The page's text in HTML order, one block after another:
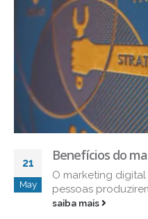
21
May
Benefícios do
O marketing
pessoas
saiba mais